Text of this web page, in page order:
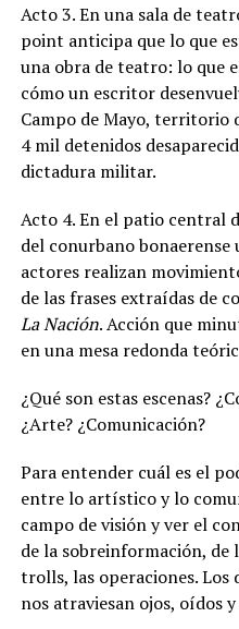
Acto 3. En una sala de
point anticipa que lo que
una obra de teatro: lo que
cómo un escritor
Campo de Mayo, territorio
4 mil detenidos
dictadura militar.
Acto 4. En el patio central
del conurbano
actores realizan
de las frases extraídas de
La Nación. Acción que
en una mesa redonda
¿Qué son estas escenas?
¿Arte? ¿Comunicación?
Para entender cuál es el
entre lo artístico y lo
campo de visión y ver el
de la sobreinformación, de
trolls, las operaciones. Los
nos atraviesan ojos, oídos